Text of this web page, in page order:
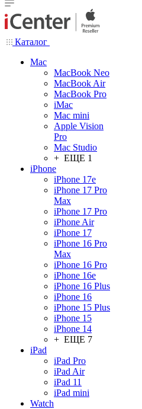
Каталог
Mac
MacBook Neo
MacBook Air
MacBook Pro
iMac
Mac mini
Apple Vision
Pro
Mac Studio
+ ЕЩЕ 1
iPhone
iPhone 17e
iPhone 17 Pro
Max
iPhone 17 Pro
iPhone Air
iPhone 17
iPhone 16 Pro
Max
iPhone 16 Pro
iPhone 16e
iPhone 16 Plus
iPhone 16
iPhone 15 Plus
iPhone 15
iPhone 14
+ ЕЩЕ 7
iPad
iPad Pro
iPad Air
iPad 11
iPad mini
Watch